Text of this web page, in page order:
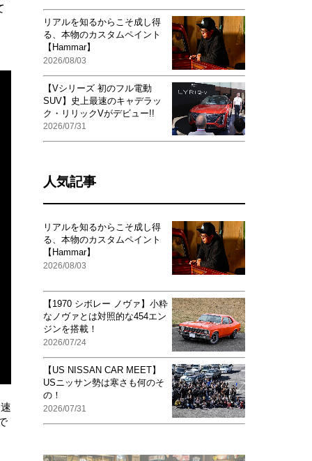
リアルを知るからこそ成し得
る、本物のカスタムペイント
【Hammar】
2026/08/03
【Vシリーズ 初のフル電動
SUV】史上最速のキャデラッ
ク・リリックVがデビュー!!
2026/07/31
人気記事
リアルを知るからこそ成し得
る、本物のカスタムペイント
【Hammar】
2026/08/03
【1970 シボレー ノヴァ】小粋
なノヴァとは対照的な454エン
ジンを搭載！
2026/07/24
【US NISSAN CAR MEET】
USニッサン勢は寒さも何のそ
の！
2026/07/31